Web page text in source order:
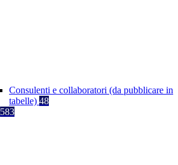
Consulenti e collaboratori (da pubblicare in
tabelle) 48
583